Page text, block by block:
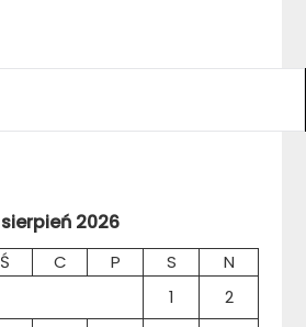
sierpień 2026
Ś C P S
N
1
2